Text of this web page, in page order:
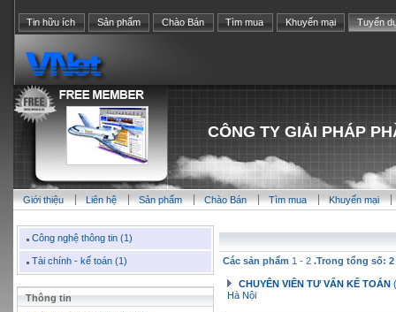
Tin hữu ích Sản phẩm Chào Bán Tìm mua Khuyến mại Tuyển
CÔNG TY GIẢI PHÁP
Giới thiệu Liên hệ Sản phẩm Chào Bán Tìm mua Khuyến mại
Công nghệ thông tin (1)
Tài chính - kế toán (1)
Thông tin
Các sản phẩm 1 - 2 .Trong tổng số: 2
CHUYÊN VIÊN TƯ VẤN KẾ TOÁN
Hà Nội